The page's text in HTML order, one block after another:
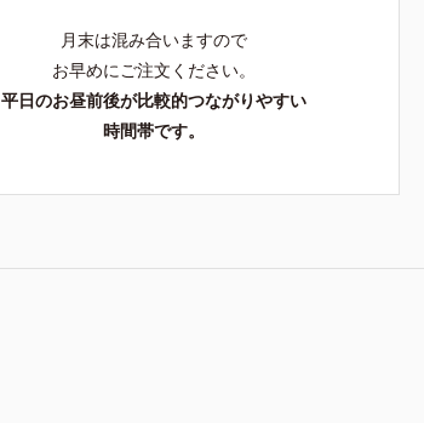
月末は混み合いますので
お早めにご注文ください。
平日のお昼前後が比較的つながりやすい
時間帯です。